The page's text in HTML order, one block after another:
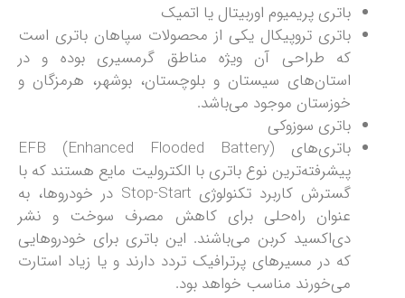
باتری پریمیوم اوربیتال یا اتمیک
باتری تروپیکال یکی از محصولات سپاهان باتری است
که طراحی آن ویژه مناطق گرمسیری بوده و در
استان‌های سیستان و بلوچستان، بوشهر، هرمزگان و
خوزستان موجود می‌باشد.
باتری سوزوکی
باتری‌های EFB (Enhanced Flooded Battery)
پیشرفته‌ترین نوع باتری با الکترولیت مایع هستند که با
گسترش کاربرد تکنولوژی Stop-Start در خودروها، به
عنوان راه‌حلی برای کاهش مصرف سوخت و نشر
دی‌اکسید کربن می‌باشند. این باتری برای خودروهایی
که در مسیرهای پرترافیک تردد دارند و یا زیاد استارت
می‌خورند مناسب خواهد بود.